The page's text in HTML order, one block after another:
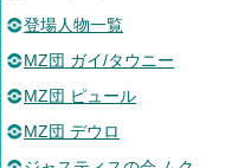
登場人物一覧
MZ団 ガイ/タウニー
MZ団 ピュール
MZ団 デウロ